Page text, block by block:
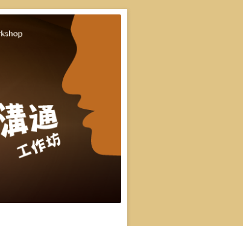
有實際上台互動機會，讓你